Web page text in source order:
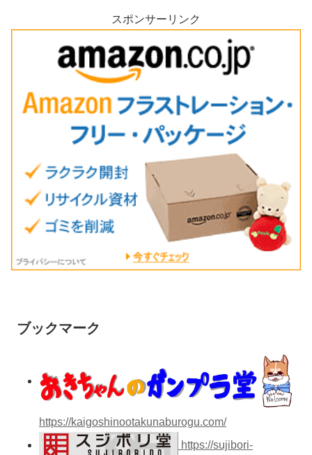
スポンサーリンク
ブックマーク
https://kaigoshinootakunaburogu.com/
https://sujibori-